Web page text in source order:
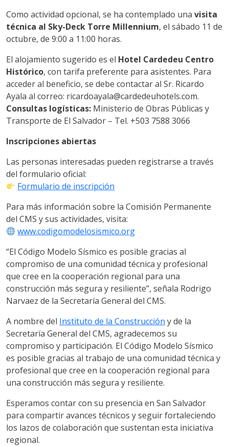
Como actividad opcional, se ha contemplado una visita
técnica al Sky-Deck Torre Millennium, el sábado 11 de
octubre, de 9:00 a 11:00 horas.
El alojamiento sugerido es el Hotel Cardedeu Centro
Histórico, con tarifa preferente para asistentes. Para
acceder al beneficio, se debe contactar al Sr. Ricardo
Ayala al correo: ricardoayala@cardedeuhotels.com.
Consultas logísticas: Ministerio de Obras Públicas y
Transporte de El Salvador – Tel. +503 7588 3066
Inscripciones abiertas
Las personas interesadas pueden registrarse a través
del formulario oficial:
Formulario de inscripción
Para más información sobre la Comisión Permanente
del CMS y sus actividades, visita:
www.codigomodelosismico.org
“El Código Modelo Sísmico es posible gracias al
compromiso de una comunidad técnica y profesional
que cree en la cooperación regional para una
construcción más segura y resiliente”, señala Rodrigo
Narvaez de la Secretaría General del CMS.
A nombre del Instituto de la Construcción y de la
Secretaría General del CMS, agradecemos su
compromiso y participación. El Código Modelo Sísmico
es posible gracias al trabajo de una comunidad técnica y
profesional que cree en la cooperación regional para
una construcción más segura y resiliente.
Esperamos contar con su presencia en San Salvador
para compartir avances técnicos y seguir fortaleciendo
los lazos de colaboración que sustentan esta iniciativa
regional.